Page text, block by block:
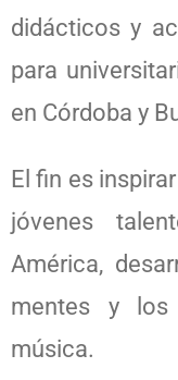
didácticos y
para
en Córdoba y
El fin es
jóvenes
América,
mentes y
música.